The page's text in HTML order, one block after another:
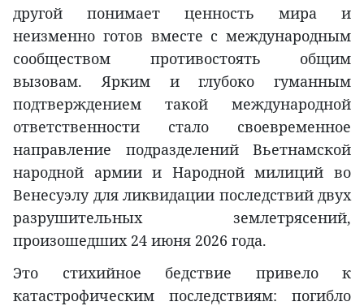
другой понимает ценность мира и
неизменно готов вместе с международным
сообществом противостоять общим
вызовам. Ярким и глубоко гуманным
подтверждением такой международной
ответственности стало своевременное
направление подразделений Вьетнамской
народной армии и Народной милиций во
Венесуэлу для ликвидации последствий двух
разрушительных землетрясений,
произошедших 24 июня 2026 года.
Это стихийное бедствие привело к
катастрофическим последствиям: погибло